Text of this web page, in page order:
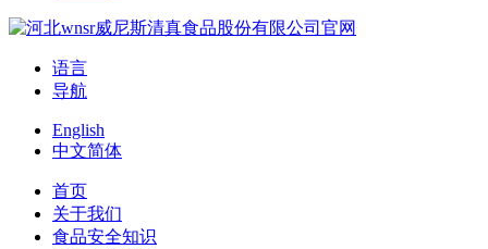
语言
导航
English
中文简体
首页
关于我们
食品安全知识